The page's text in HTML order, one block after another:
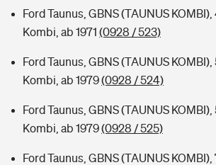
Ford Taunus, GBNS (TAUNUS KOMBI),
Kombi, ab 1971 (0928 / 523)
Ford Taunus, GBNS (TAUNUS KOMBI),
Kombi, ab 1979(0928 / 524)
Ford Taunus, GBNS (TAUNUS KOMBI),
Kombi, ab 1979(0928 / 525)
Ford Taunus, GBNS (TAUNUS KOMBI),